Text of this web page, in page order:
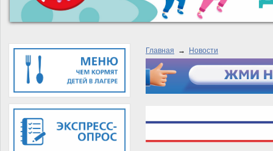
Главная → Новости